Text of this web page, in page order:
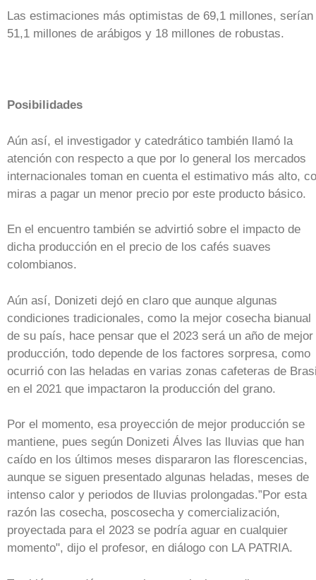
Las estimaciones más optimistas de 69,1 millones, serían
51,1 millones de arábigos y 18 millones de robustas.
Posibilidades
Aún así, el investigador y catedrático también llamó la
atención con respecto a que por lo general los mercados
internacionales toman en cuenta el estimativo más alto,
miras a pagar un menor precio por este producto básico.
En el encuentro también se advirtió sobre el impacto de
dicha producción en el precio de los cafés suaves
colombianos.
Aún así, Donizeti dejó en claro que aunque algunas
condiciones tradicionales, como la mejor cosecha bianual
de su país, hace pensar que el 2023 será un año de mejor
producción, todo depende de los factores sorpresa, como
ocurrió con las heladas en varias zonas cafeteras de
en el 2021 que impactaron la producción del grano.
Por el momento, esa proyección de mejor producción se
mantiene, pues según Donizeti Álves las lluvias que han
caído en los últimos meses dispararon las florescencias,
aunque se siguen presentado algunas heladas, meses de
intenso calor y periodos de lluvias prolongadas.”Por esta
razón las cosecha, poscosecha y comercialización,
proyectada para el 2023 se podría aguar en cualquier
momento", dijo el profesor, en diálogo con LA PATRIA.